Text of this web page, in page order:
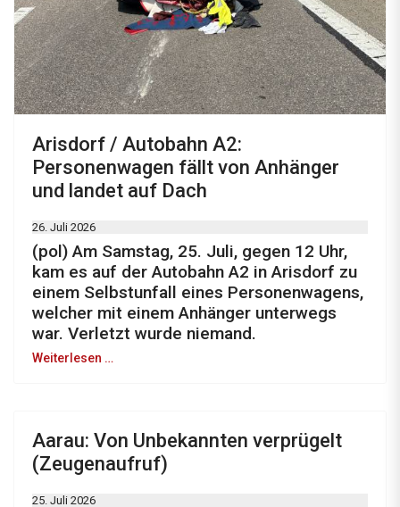
Arisdorf / Autobahn A2:
Personenwagen fällt von Anhänger
und landet auf Dach
26. Juli 2026
(pol) Am Samstag, 25. Juli, gegen 12 Uhr,
kam es auf der Autobahn A2 in Arisdorf zu
einem Selbstunfall eines Personenwagens,
welcher mit einem Anhänger unterwegs
war. Verletzt wurde niemand.
Weiterlesen …
Aarau: Von Unbekannten verprügelt
(Zeugenaufruf)
25. Juli 2026